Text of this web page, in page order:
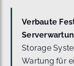
Verbaute
Storage
Wartung für